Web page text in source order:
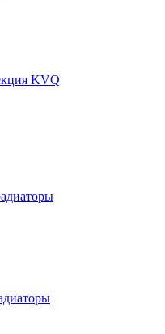
KVQ